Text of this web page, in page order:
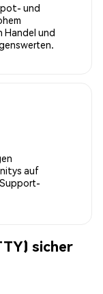
und
Handel und
auf
sicher